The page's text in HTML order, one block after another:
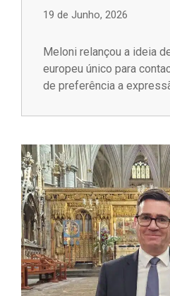
19 de Junho, 2026
Meloni relançou a ideia
europeu único para
de preferência a